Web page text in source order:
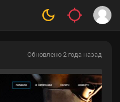
Обновлено 2 года назад